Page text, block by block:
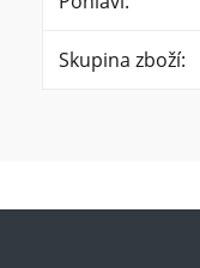
Skupina zboží: